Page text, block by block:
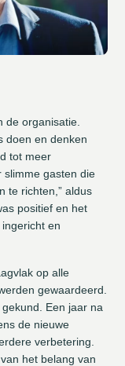
de organisatie.
doen en denken
tot meer
slimme gasten die
te richten,” aldus
positief en het
en
op alle
gewaardeerd.
Een jaar na
de nieuwe
verbetering.
het belang van